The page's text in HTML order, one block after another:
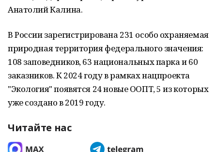
Анатолий Калина.
В России зарегистрирована 231 особо охраняемая
природная территория федерального значения:
108 заповедников, 63 национальных парка и 60
заказников. К 2024 году в рамках нацпроекта
"Экология" появятся 24 новые ООПТ, 5 из которых
уже создано в 2019 году.
Читайте нас